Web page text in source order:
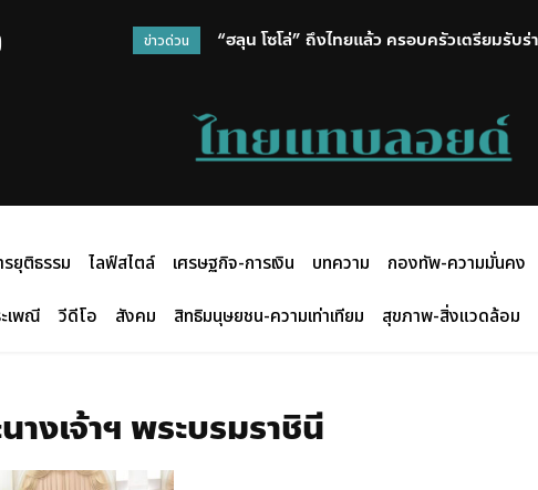
ข่าวด่วน “ฮลุน โซโล่” ถึงไทยแล้ว ครอบครัวเตรียมรับ
รยุติธรรม ไลฟ์สไตล์ เศรษฐกิจ-การเงิน บทความ กองทัพ-ความมั่นคง
เพณี วีดีโอ สังคม สิทธิมนุษยชน-ความเท่าเทียม สุขภาพ-สิ่งแวดล้อม
างเจ้าฯ พระบรมราชินี